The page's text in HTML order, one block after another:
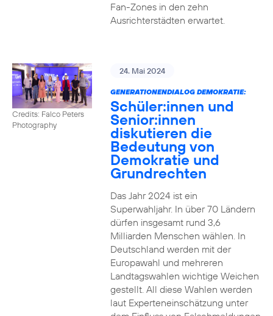
Fan-Zones in den zehn
Ausrichterstädten erwartet.
Credits: Falco Peters
Photography
24. Mai 2024
GENERATIONENDIALOG DEMOKRATIE:
Schüler:innen und
Senior:innen
diskutieren die
Bedeutung von
Demokratie und
Grundrechten
Das Jahr 2024 ist ein
Superwahljahr. In über 70 Ländern
dürfen insgesamt rund 3,6
Milliarden Menschen wählen. In
Deutschland werden mit der
Europawahl und mehreren
Landtagswahlen wichtige Weichen
gestellt. All diese Wahlen werden
laut Experteneinschätzung unter